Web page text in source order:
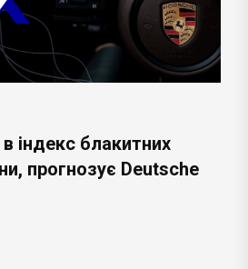
індекс блакитних
прогнозує Deutsche